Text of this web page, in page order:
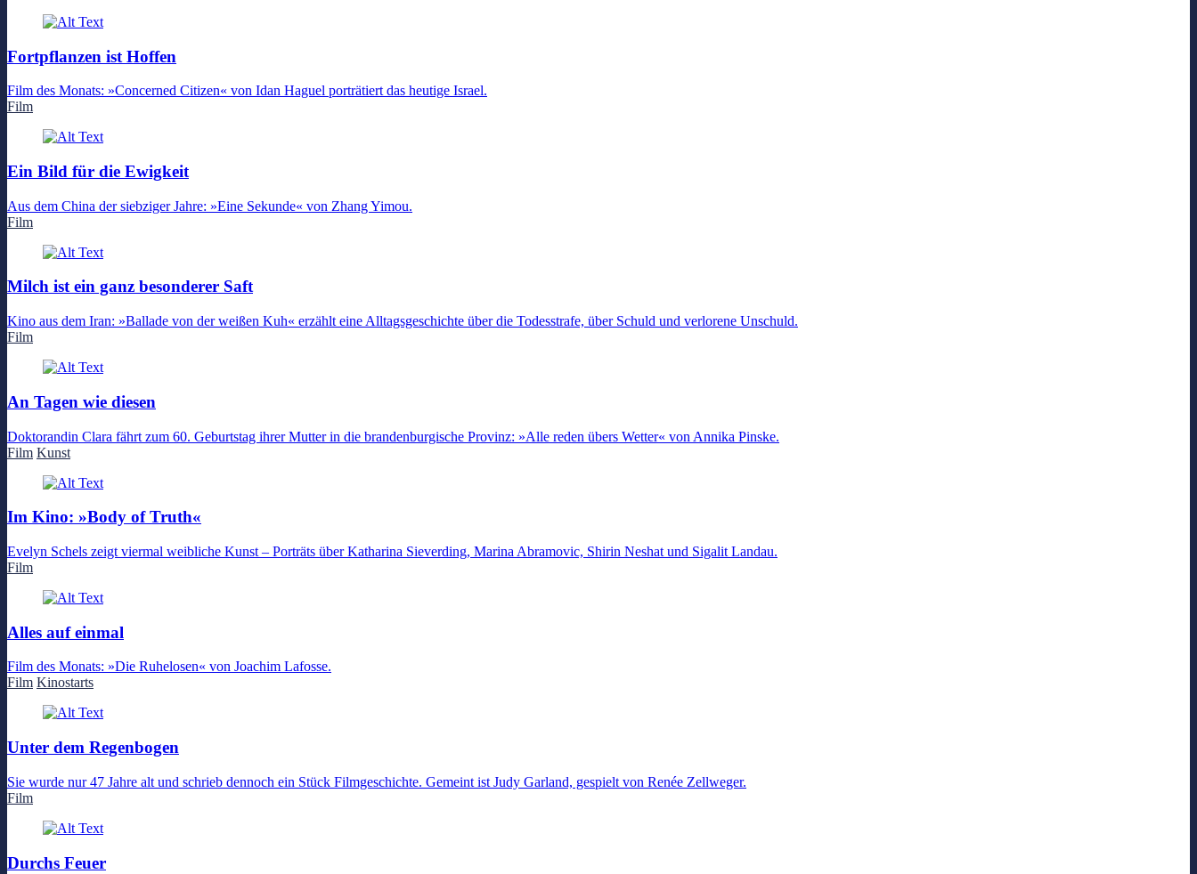
Fortpflanzen ist Hoffen
Film des Monats: »Concerned Citizen« von Idan Haguel porträtiert das heutige Israel.
Film
Ein Bild für die Ewigkeit
Aus dem China der siebziger Jahre: »Eine Sekunde« von Zhang Yimou.
Film
Milch ist ein ganz besonderer Saft
Kino aus dem Iran: »Ballade von der weißen Kuh« erzählt eine Alltagsgeschichte über die Todesstrafe, über Schuld und verlorene Unschuld.
Film
An Tagen wie diesen
Doktorandin Clara fährt zum 60. Geburtstag ihrer Mutter in die brandenburgische Provinz: »Alle reden übers Wetter« von Annika Pinske.
Film Kunst
Im Kino: »Body of Truth«
Evelyn Schels zeigt viermal weibliche Kunst – Porträts über Katharina Sieverding, Marina Abramovic, Shirin Neshat und Sigalit Landau.
Film
Alles auf einmal
Film des Monats: »Die Ruhelosen« von Joachim Lafosse.
Film Kinostarts
Unter dem Regenbogen
Sie wurde nur 47 Jahre alt und schrieb dennoch ein Stück Filmgeschichte. Gemeint ist Judy Garland, gespielt von Renée Zellweger.
Film
Durchs Feuer